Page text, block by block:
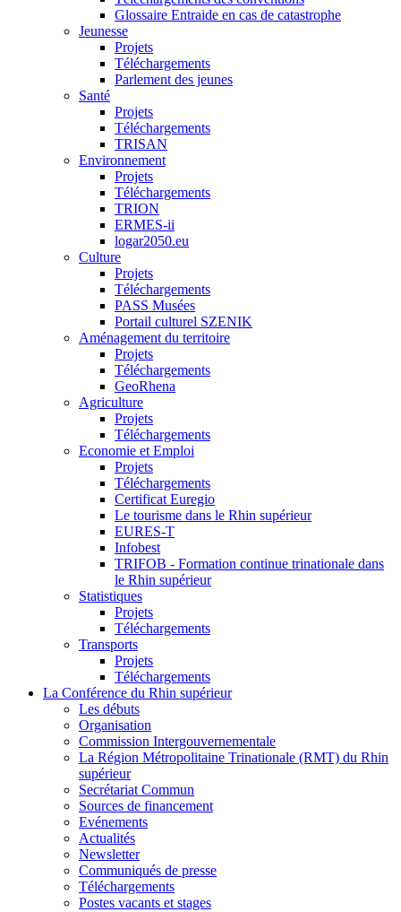
Glossaire Entraide en cas de catastrophe
Jeunesse
Projets
Téléchargements
Parlement des jeunes
Santé
Projets
Téléchargements
TRISAN
Environnement
Projets
Téléchargements
TRION
ERMES-ii
logar2050.eu
Culture
Projets
Téléchargements
PASS Musées
Portail culturel SZENIK
Aménagement du territoire
Projets
Téléchargements
GeoRhena
Agriculture
Projets
Téléchargements
Economie et Emploi
Projets
Téléchargements
Certificat Euregio
Le tourisme dans le Rhin supérieur
EURES-T
Infobest
TRIFOB - Formation continue trinationale dans
le Rhin supérieur
Statistiques
Projets
Téléchargements
Transports
Projets
Téléchargements
La Conférence du Rhin supérieur
Les débuts
Organisation
Commission Intergouvernementale
La Région Métropolitaine Trinationale (RMT) du Rhin
supérieur
Secrétariat Commun
Sources de financement
Evénements
Actualités
Newsletter
Communiqués de presse
Téléchargements
Postes vacants et stages